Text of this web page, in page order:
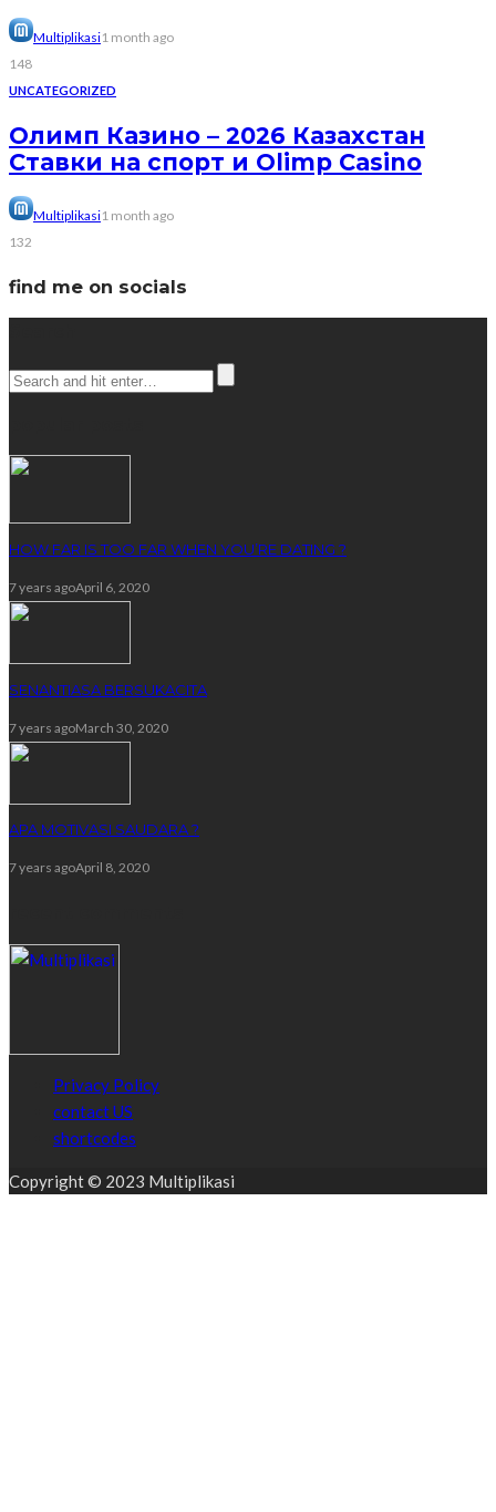
Multiplikasi1 month ago
148
UNCATEGORIZED
Олимп Казино – 2026 Казахстан
Ставки на спорт и Olimp Casino
Multiplikasi1 month ago
132
find me on socials
HOW FAR IS TOO FAR WHEN YOU’RE DATING ?
7 years agoApril 6, 2020
SENANTIASA BERSUKACITA
7 years agoMarch 30, 2020
APA MOTIVASI SAUDARA ?
7 years agoApril 8, 2020
Privacy Policy
contact US
shortcodes
Copyright © 2023 Multiplikasi